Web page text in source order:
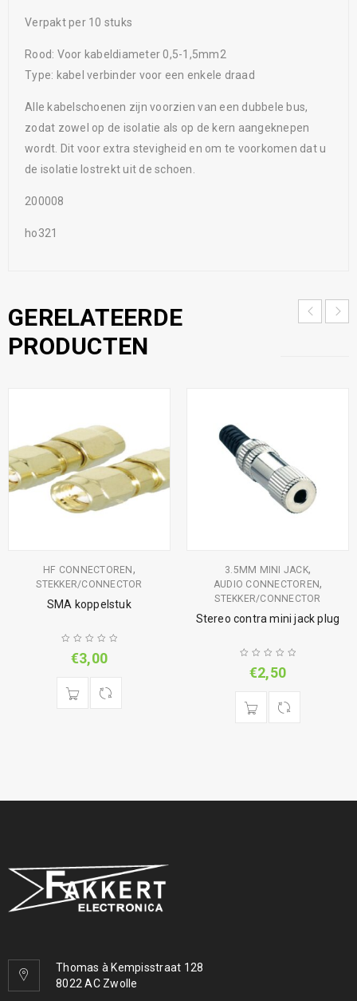
Verpakt per 10 stuks
Rood: Voor kabeldiameter 0,5-1,5mm2
Type: kabel verbinder voor een enkele draad
Alle kabelschoenen zijn voorzien van een dubbele bus,
zodat zowel op de isolatie als op de kern aangeknepen
wordt. Dit voor extra stevigheid en om te voorkomen dat u
de isolatie lostrekt uit de schoen.
200008
ho321
GERELATEERDE
PRODUCTEN
HF CONNECTOREN ,
STEKKER/CONNECTOR
SMA koppelstuk
€3,00
3.5MM MINI JACK,
AUDIO CONNECTOREN,
STEKKER/CONNECTOR
Stereo contra mini jack plug
€2,50
Thomas à Kempisstraat 128
8022 AC Zwolle